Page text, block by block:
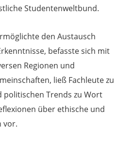
Studentenweltbund.
den Austausch
befasste sich mit
Regionen und
ließ Fachleute zu
Trends zu Wort
über ethische und
vor.